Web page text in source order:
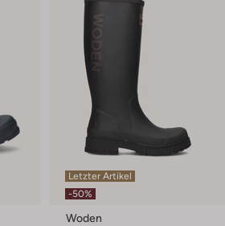
Letzter Artikel
-50%
Woden